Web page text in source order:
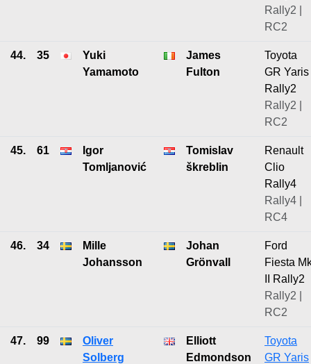
Rally2 |
RC2
44. 35
Yuki
Yamamoto
James
Fulton
Toyota
GR Yaris
Rally2
Rally2 |
RC2
45. 61
Igor
Tomljanović
Tomislav
škreblin
Renault
Clio
Rally4
Rally4 |
RC4
46. 34
Mille
Johansson
Johan
Grönvall
Ford
Fiesta
II Rally2
Rally2 |
RC2
47. 99
Oliver
Solberg
Elliott
Edmondson
Toyota
GR Yaris